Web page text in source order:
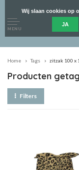
MENU
Home Tags zitzak 100 x
Producten
Filters
Wij slaan cookies op
JA